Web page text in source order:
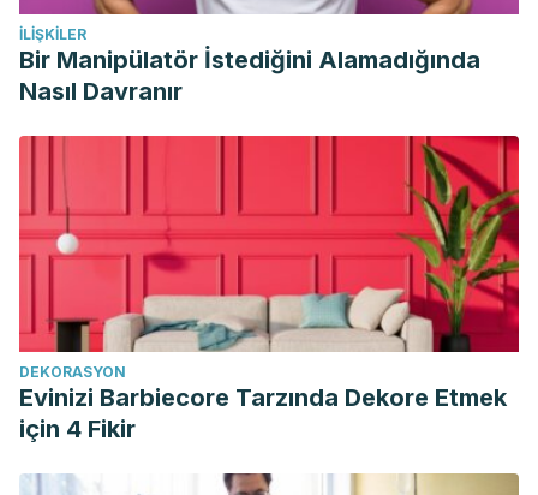
İLIŞKILER
Bir Manipülatör İstediğini Alamadığında
Nasıl Davranır
DEKORASYON
Evinizi Barbiecore Tarzında Dekore Etmek
için 4 Fikir